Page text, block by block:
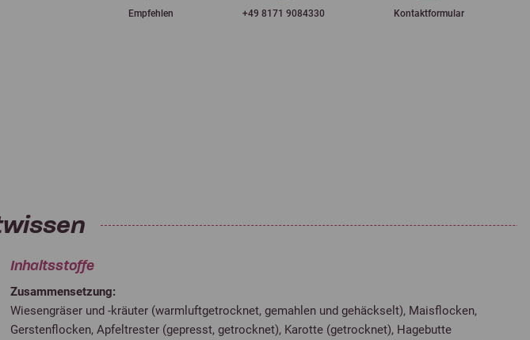
Empfehlen +49 8171 9084330 Kontaktformular
Inhaltsstoffe
Zusammensetzung:
Wiesengräser und -kräuter (warmluftgetrocknet, gemahlen und gehäckselt), Maisflocken,
Gerstenflocken, Apfeltrester (gepresst, getrocknet), Karotte (getrocknet), Hagebutte